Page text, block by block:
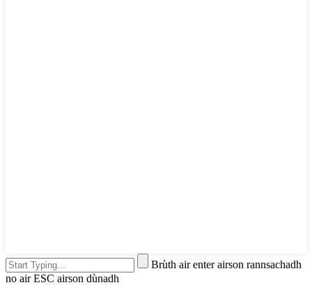
Brùth air enter airson rannsachadh
no air ESC airson dùnadh